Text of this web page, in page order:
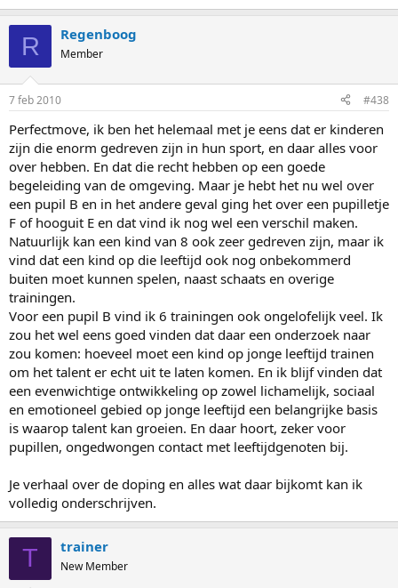
R Regenboog
Member
7 feb 2010 #438
Perfectmove, ik ben het helemaal met je eens dat er kinderen
zijn die enorm gedreven zijn in hun sport, en daar alles voor
over hebben. En dat die recht hebben op een goede
begeleiding van de omgeving. Maar je hebt het nu wel over
een pupil B en in het andere geval ging het over een pupilletje
F of hooguit E en dat vind ik nog wel een verschil maken.
Natuurlijk kan een kind van 8 ook zeer gedreven zijn, maar ik
vind dat een kind op die leeftijd ook nog onbekommerd
buiten moet kunnen spelen, naast schaats en overige
trainingen.
Voor een pupil B vind ik 6 trainingen ook ongelofelijk veel. Ik
zou het wel eens goed vinden dat daar een onderzoek naar
zou komen: hoeveel moet een kind op jonge leeftijd trainen
om het talent er echt uit te laten komen. En ik blijf vinden dat
een evenwichtige ontwikkeling op zowel lichamelijk, sociaal
en emotioneel gebied op jonge leeftijd een belangrijke basis
is waarop talent kan groeien. En daar hoort, zeker voor
pupillen, ongedwongen contact met leeftijdgenoten bij.
Je verhaal over de doping en alles wat daar bijkomt kan ik
volledig onderschrijven.
T trainer
New Member